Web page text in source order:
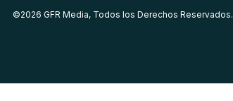
©2026 GFR Media, Todos los Derechos Reservados.